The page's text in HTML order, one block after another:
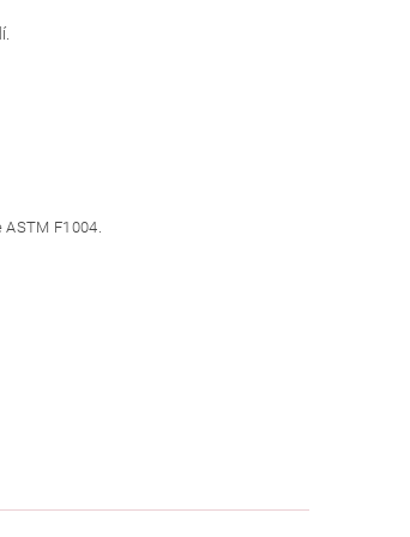
F1004.